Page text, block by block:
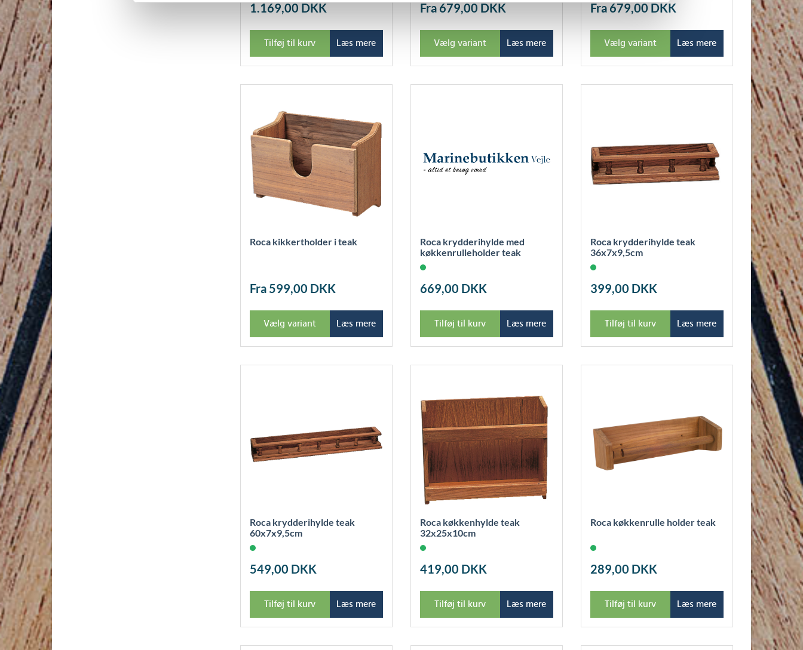
1.169,00 DKK
Tilføj til kurv Læs mere
Fra 679,00 DKK
Vælg variant Læs mere
Fra 679,00 DKK
Vælg variant Læs mere
Roca kikkertholder i teak
Fra 599,00 DKK
Vælg variant Læs mere
Roca krydderihylde med
køkkenrulleholder teak
33x9,5x25cm
669,00 DKK
Tilføj til kurv Læs mere
Roca krydderihylde teak
36x7x9,5cm
399,00 DKK
Tilføj til kurv Læs mere
Roca krydderihylde teak
60x7x9,5cm
549,00 DKK
Tilføj til kurv Læs mere
Roca køkkenhylde teak
32x25x10cm
419,00 DKK
Tilføj til kurv Læs mere
Roca køkkenrulle holder teak
289,00 DKK
Tilføj til kurv Læs mere